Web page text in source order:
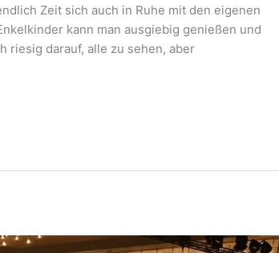
Zeit sich auch in Ruhe mit den eigenen
kann man ausgiebig genießen und
riesig darauf, alle zu sehen, aber